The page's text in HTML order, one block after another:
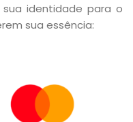
identidade para o
sua essência: